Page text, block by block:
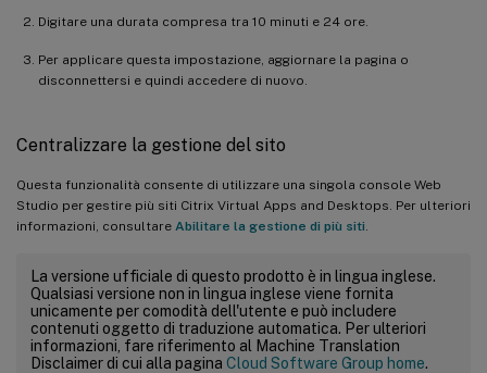
Digitare una durata compresa tra 10 minuti e 24 ore.
Per applicare questa impostazione, aggiornare la pagina o
disconnettersi e quindi accedere di nuovo.
Centralizzare la gestione del sito
Questa funzionalità consente di utilizzare una singola console Web
Studio per gestire più siti Citrix Virtual Apps and Desktops. Per ulteriori
informazioni, consultare Abilitare la gestione di più siti
La versione ufficiale di questo prodotto è in lingua inglese.
Qualsiasi versione non in lingua inglese viene fornita
unicamente per comodità dell'utente e può includere
contenuti oggetto di traduzione automatica. Per ulteriori
informazioni, fare riferimento al Machine Translation
Disclaimer di cui alla pagina Cloud Software Group home.